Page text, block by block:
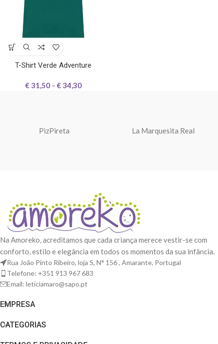
T-Shirt Verde Adventure
€ 31,50 – € 34,30
PizPireta La Marquesita Real
Na Amoreko, acreditamos que cada criança merece vestir-se com
conforto, estilo e elegância em todos os momentos da sua infância.
Rua João Pinto Ribeiro, loja S, N° 156 , Amarante, Portugal
Telefone: +351 913 967 683
Email: leticiamaro@sapo.pt
EMPRESA
CATEGORIAS